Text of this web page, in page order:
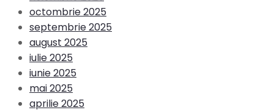
octombrie 2025
septembrie 2025
august 2025
iulie 2025
iunie 2025
mai 2025
aprilie 2025